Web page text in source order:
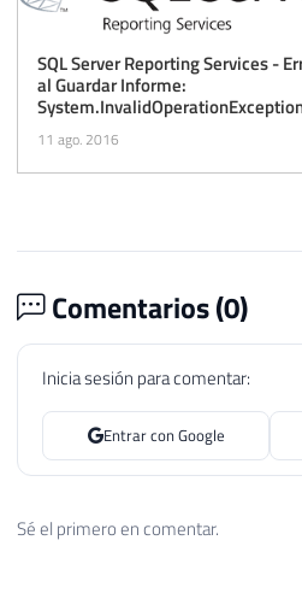
SQL Server Reporting Services -
al Guardar Informe:
This Implementation Is Not Part of
Windows Platform FIPS Validated
Cryptographic Algorithms
11 ago. 2016
Comentarios (0)
Inicia sesión para comentar:
Entrar con Google
Sé el primero en comentar.